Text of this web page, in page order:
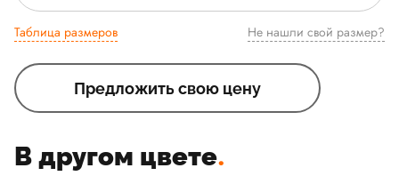
Таблица размеров Не нашли свой размер?
Предложить свою цену
В другом цвете.